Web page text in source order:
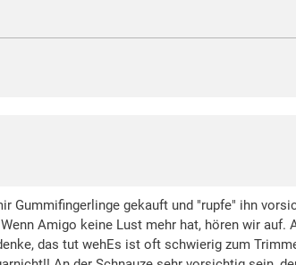
Gummifingerlinge gekauft und "rupfe" ihn
Amigo keine Lust mehr hat, hören wir
das tut wehEs ist oft schwierig zum